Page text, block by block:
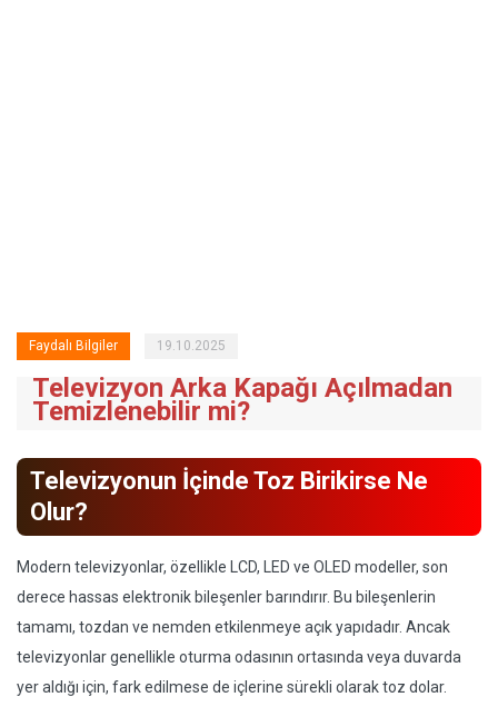
Faydalı Bilgiler 19.10.2025
Televizyon Arka Kapağı Açılmadan
Temizlenebilir mi?
Televizyonun İçinde Toz Birikirse Ne
Olur?
Modern televizyonlar, özellikle LCD, LED ve OLED modeller, son
derece hassas elektronik bileşenler barındırır. Bu bileşenlerin
tamamı, tozdan ve nemden etkilenmeye açık yapıdadır. Ancak
televizyonlar genellikle oturma odasının ortasında veya duvarda
yer aldığı için, fark edilmese de içlerine sürekli olarak toz dolar.